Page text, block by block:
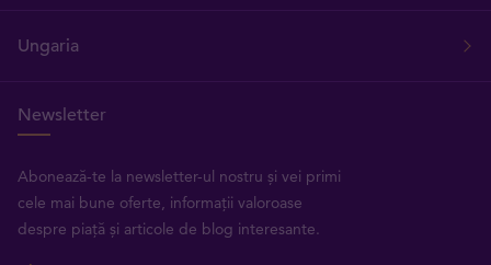
Ungaria
Newsletter
Abonează-te la newsletter-ul nostru și vei primi
cele mai bune oferte, informații valoroase
despre piață și articole de blog interesante.